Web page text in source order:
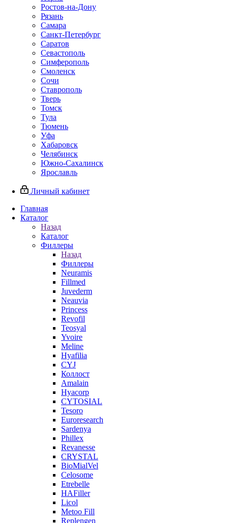
Ростов-на-Дону
Рязань
Самара
Санкт-Петербург
Саратов
Севастополь
Симферополь
Смоленск
Сочи
Ставрополь
Тверь
Томск
Тула
Тюмень
Уфа
Хабаровск
Челябинск
Южно-Сахалинск
Ярославль
Личный кабинет
Главная
Каталог
Назад
Каталог
Филлеры
Назад
Филлеры
Neuramis
Fillmed
Juvederm
Neauvia
Princess
Revofil
Teosyal
Yvoire
Meline
Hyafilia
CYJ
Коллост
Amalain
Hyacorp
CYTOSIAL
Tesoro
Euroresearch
Sardenya
Phillex
Revanesse
CRYSTAL
BioMialVel
Celosome
Etrebelle
HAFiller
Licol
Metoo Fill
Replengen